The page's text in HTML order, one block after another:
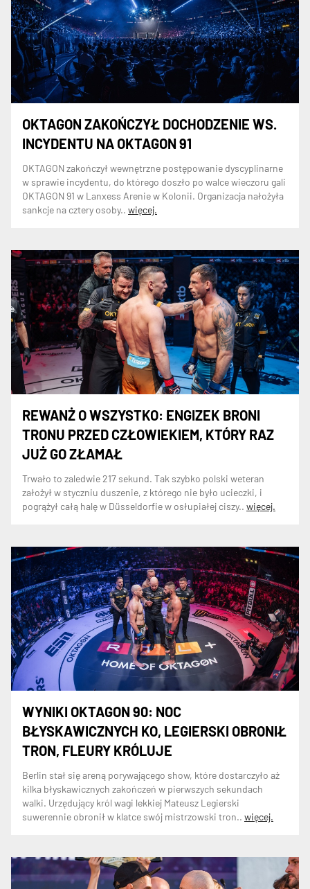
OKTAGON ZAKOŃCZYŁ DOCHODZENIE WS.
INCYDENTU NA OKTAGON 91
OKTAGON zakończył wewnętrzne postępowanie dyscyplinarne
w sprawie incydentu, do którego doszło po walce wieczoru gali
OKTAGON 91 w Lanxess Arenie w Kolonii. Organizacja nałożyła
sankcje na cztery osoby.. więcej.
REWANŻ O WSZYSTKO: ENGIZEK BRONI
TRONU PRZED CZŁOWIEKIEM, KTÓRY RAZ
JUŻ GO ZŁAMAŁ
Trwało to zaledwie 217 sekund. Tak szybko polski weteran
założył w styczniu duszenie, z którego nie było ucieczki, i
pogrążył całą halę w Düsseldorfie w osłupiałej ciszy.. więcej.
WYNIKI OKTAGON 90: NOC
BŁYSKAWICZNYCH KO, LEGIERSKI OBRONIŁ
TRON, FLEURY KRÓLUJE
Berlin stał się areną porywającego show, które dostarczyło aż
kilka błyskawicznych zakończeń w pierwszych sekundach
walki. Urzędujący król wagi lekkiej Mateusz Legierski
suwerennie obronił w klatce swój mistrzowski tron.. więcej.